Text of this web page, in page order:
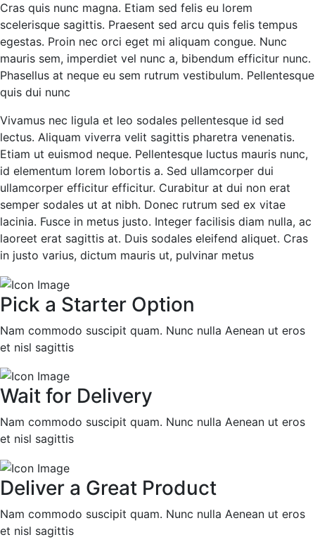
Cras quis nunc magna. Etiam sed felis eu lorem
scelerisque sagittis. Praesent sed arcu quis felis tempus
egestas. Proin nec orci eget mi aliquam congue. Nunc
mauris sem, imperdiet vel nunc a, bibendum efficitur nunc.
Phasellus at neque eu sem rutrum vestibulum. Pellentesque
quis dui nunc
Vivamus nec ligula et leo sodales pellentesque id sed
lectus. Aliquam viverra velit sagittis pharetra venenatis.
Etiam ut euismod neque. Pellentesque luctus mauris nunc,
id elementum lorem lobortis a. Sed ullamcorper dui
ullamcorper efficitur efficitur. Curabitur at dui non erat
semper sodales ut at nibh. Donec rutrum sed ex vitae
lacinia. Fusce in metus justo. Integer facilisis diam nulla, ac
laoreet erat sagittis at. Duis sodales eleifend aliquet. Cras
in justo varius, dictum mauris ut, pulvinar metus
Pick a Starter Option
Nam commodo suscipit quam. Nunc nulla Aenean ut eros
et nisl sagittis
Wait for Delivery
Nam commodo suscipit quam. Nunc nulla Aenean ut eros
et nisl sagittis
Deliver a Great Product
Nam commodo suscipit quam. Nunc nulla Aenean ut eros
et nisl sagittis